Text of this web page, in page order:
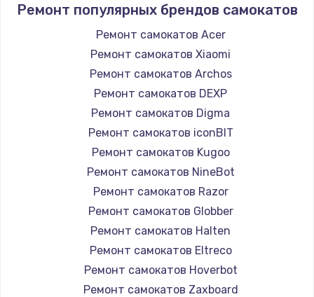
Ремонт популярных брендов самокатов
Ремонт самокатов Acer
Ремонт самокатов Xiaomi
Ремонт самокатов Archos
Ремонт самокатов DEXP
Ремонт самокатов Digma
Ремонт самокатов iconBIT
Ремонт самокатов Kugoo
Ремонт самокатов NineBot
Ремонт самокатов Razor
Ремонт самокатов Globber
Ремонт самокатов Halten
Ремонт самокатов Eltreco
Ремонт самокатов Hoverbot
Ремонт самокатов Zaxboard